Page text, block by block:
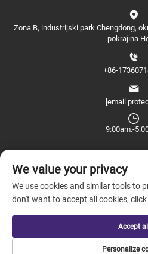
Zona B, industrijski park Chengdong,
pokrajina
+86-
[email
9:00am.-
prava rezervirana. -
We value your privacy
We use cookies and similar tools to
don't want to accept all cookies,
Personalize
Accept all